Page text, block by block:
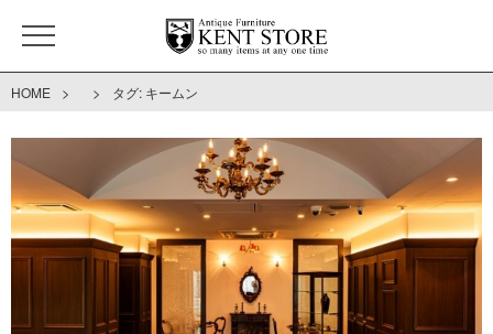
HOME > > タグ: キームン